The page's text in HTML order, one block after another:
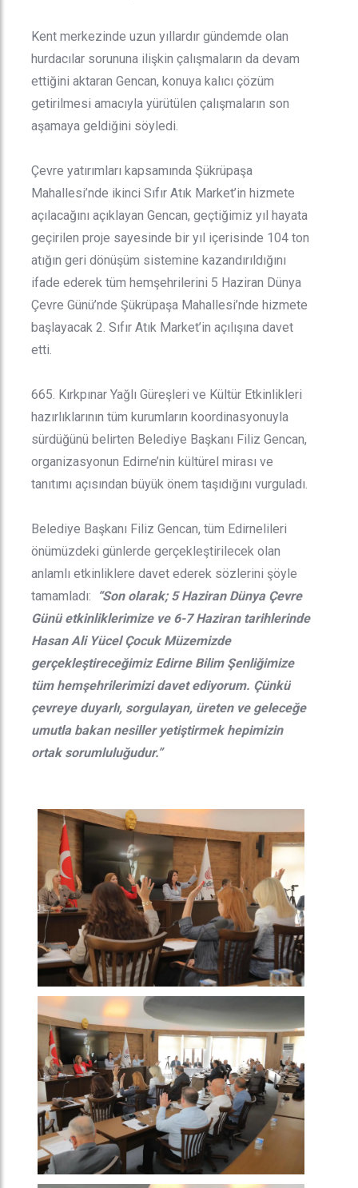
Kent merkezinde uzun yıllardır gündemde olan
hurdacılar sorununa ilişkin çalışmaların da devam
ettiğini aktaran Gencan, konuya kalıcı çözüm
getirilmesi amacıyla yürütülen çalışmaların son
aşamaya geldiğini söyledi.
Çevre yatırımları kapsamında Şükrüpaşa
Mahallesi’nde ikinci Sıfır Atık Market’in hizmete
açılacağını açıklayan Gencan, geçtiğimiz yıl hayata
geçirilen proje sayesinde bir yıl içerisinde 104 ton
atığın geri dönüşüm sistemine kazandırıldığını
ifade ederek tüm hemşehrilerini 5 Haziran Dünya
Çevre Günü’nde Şükrüpaşa Mahallesi’nde hizmete
başlayacak 2. Sıfır Atık Market’in açılışına davet
etti.
665. Kırkpınar Yağlı Güreşleri ve Kültür Etkinlikleri
hazırlıklarının tüm kurumların koordinasyonuyla
sürdüğünü belirten Belediye Başkanı Filiz Gencan,
organizasyonun Edirne’nin kültürel mirası ve
tanıtımı açısından büyük önem taşıdığını vurguladı.
Belediye Başkanı Filiz Gencan, tüm Edirnelileri
önümüzdeki günlerde gerçekleştirilecek olan
anlamlı etkinliklere davet ederek sözlerini şöyle
tamamladı:
“Son olarak; 5 Haziran Dünya Çevre
Günü etkinliklerimize ve 6-7 Haziran tarihlerinde
Hasan Ali Yücel Çocuk Müzemizde
gerçekleştireceğimiz Edirne Bilim Şenliğimize
tüm hemşehrilerimizi davet ediyorum. Çünkü
çevreye duyarlı, sorgulayan, üreten ve geleceğe
umutla bakan nesiller yetiştirmek hepimizin
ortak sorumluluğudur.”